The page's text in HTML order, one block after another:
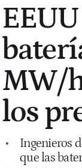
MW/
los
Ingenieros
que las